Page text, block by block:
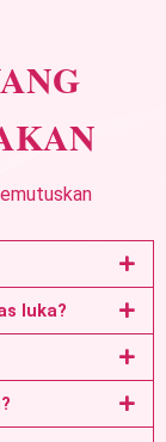
luka?